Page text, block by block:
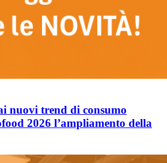
nuovi trend di consumo
2026 l’ampliamento della